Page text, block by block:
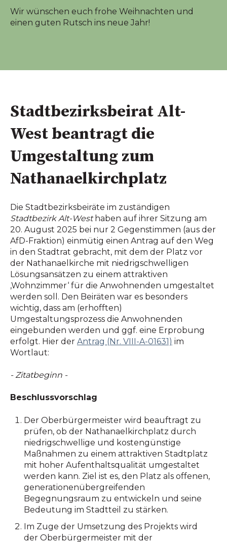
Wir wünschen euch frohe Weihnachten und
einen guten Rutsch ins neue Jahr!
Stadtbezirksbeirat Alt-
West beantragt die
Umgestaltung zum
Nathanaelkirchplatz
Die Stadtbezirksbeiräte im zuständigen
Stadtbezirk Alt-Westhaben auf ihrer Sitzung am
20. August 2025 bei nur 2 Gegenstimmen (aus der
AfD-Fraktion) einmütig einen Antrag auf den Weg
in den Stadtrat gebracht, mit dem der Platz vor
der Nathanaelkirche mit niedrigschwelligen
Lösungsansätzen zu einem attraktiven
‚Wohnzimmer‘ für die Anwohnenden umgestaltet
werden soll. Den Beiräten war es besonders
wichtig, dass am (erhofften)
Umgestaltungsprozess die Anwohnenden
eingebunden werden und ggf. eine Erprobung
erfolgt. Hier der Antrag (Nr. VIII-A-01631) im
Wortlaut:
- Zitatbeginn -
Beschlussvorschlag
Der Oberbürgermeister wird beauftragt zu
prüfen, ob der Nathanaelkirchplatz durch
niedrigschwellige und kostengünstige
Maßnahmen zu einem attraktiven Stadtplatz
mit hoher Aufenthaltsqualität umgestaltet
werden kann. Ziel ist es, den Platz als offenen,
generationenübergreifenden
Begegnungsraum zu entwickeln und seine
Bedeutung im Stadtteil zu stärken.
Im Zuge der Umsetzung des Projekts wird
der Oberbürgermeister mit der